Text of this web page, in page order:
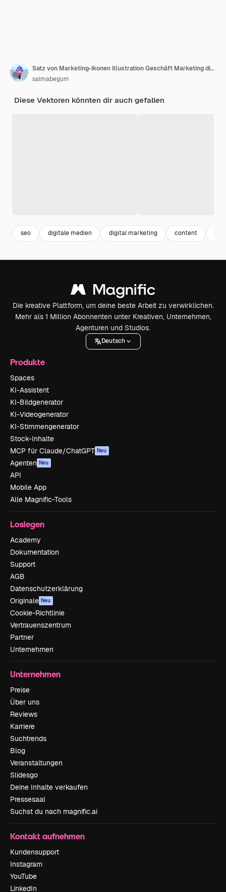
Satz von Marketing-Ikonen Illustration Geschäft Marketing digitale Analyse Technologie Strategie
salmabegum
Diese Vektoren könnten dir auch gefallen
seo digitale medien digital marketing content
Die kreative Plattform, um deine beste Arbeit zu verwirklichen.
Mehr als 1 Million Abonnenten unter Kreativen, Unternehmen,
Agenturen und Studios.
Deutsch
Produkte
Spaces
KI-Assistent
KI-Bildgenerator
KI-Videogenerator
KI-Stimmengenerator
Stock-Inhalte
MCP für Claude/ChatGPT Neu
Agenten Neu
API
Mobile App
Alle Magnific-Tools
Loslegen
Academy
Dokumentation
Support
AGB
Datenschutzerklärung
Originale Neu
Cookie-Richtlinie
Vertrauenszentrum
Partner
Unternehmen
Unternehmen
Preise
Über uns
Reviews
Karriere
Suchtrends
Blog
Veranstaltungen
Slidesgo
Deine Inhalte verkaufen
Pressesaal
Suchst du nach magnific.ai
Kontakt aufnehmen
Kundensupport
Instagram
YouTube
LinkedIn